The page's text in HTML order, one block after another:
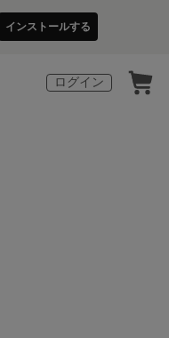
インストールする
ログイン